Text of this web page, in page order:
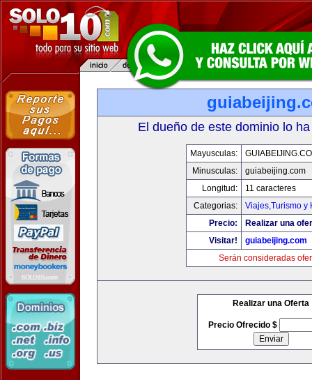
El dueño de este dominio lo
Mayusculas:
Minusculas:
guiabeijing.com
Longitud:
11 caracteres
Categorias:
Viajes,Turismo y
Precio:
Realizar una
Visitar!
guiabeijing.com
Serán consideradas
Realizar una Oferta
Precio Ofrecido $